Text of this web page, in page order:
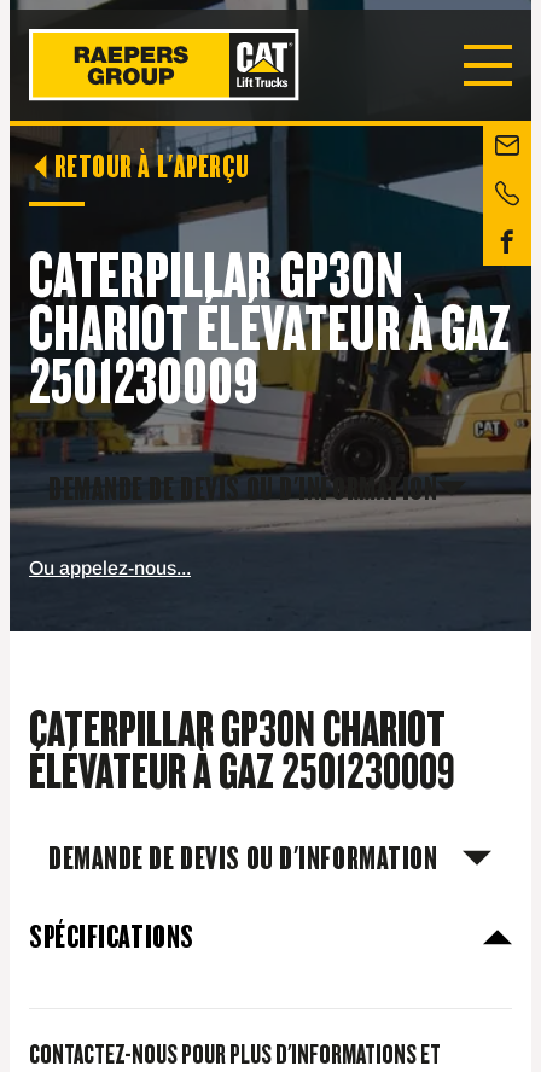
RETOUR À L'APERÇU
CATERPILLAR GP30N
CHARIOT ÉLÉVATEUR À GAZ
2501230009
DEMANDE DE DEVIS OU D'INFORMATION
Ou appelez-nous...
CATERPILLAR GP30N CHARIOT
ÉLÉVATEUR À GAZ 2501230009
DEMANDE DE DEVIS OU D'INFORMATION
SPÉCIFICATIONS
CONTACTEZ-NOUS POUR PLUS D'INFORMATIONS ET